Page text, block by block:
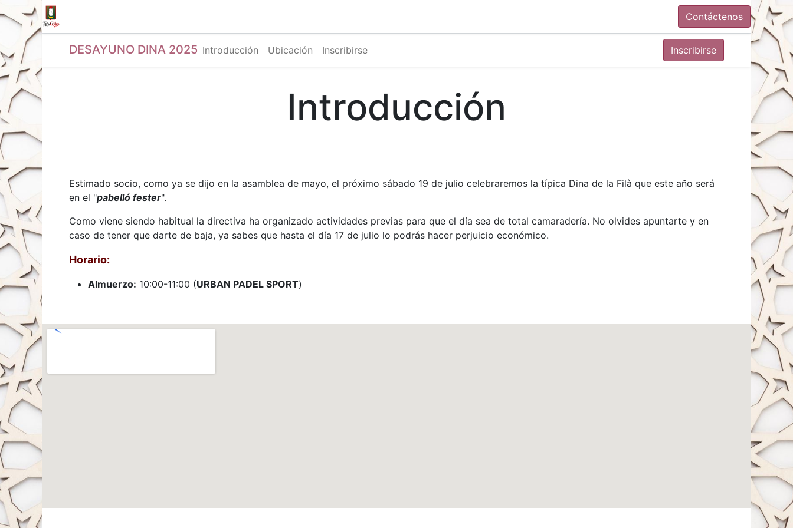
Contáctenos
DESAYUNO DINA 2025 Introducción Ubicación Inscribirse Inscribirse
Introducción
Estimado socio, como ya se dijo en la asamblea de mayo, el próximo sábado 19 de julio celebraremos la típica Dina de la Filà que este año será
en el "pabelló fester".
Como viene siendo habitual la directiva ha organizado actividades previas para que el día sea de total camaradería. No olvides apuntarte y en
caso de tener que darte de baja, ya sabes que hasta el día 17 de julio lo podrás hacer perjuicio económico.
Horario:
Almuerzo: 10:00-11:00 (URBAN PADEL SPORT)